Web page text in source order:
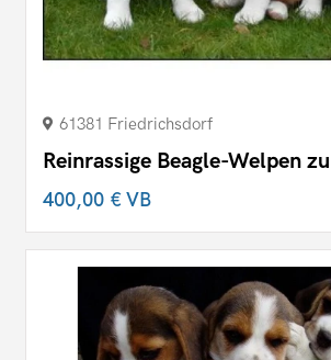
61381 Friedrichsdorf
Reinrassige Beagle-Welpen
400,00 €VB